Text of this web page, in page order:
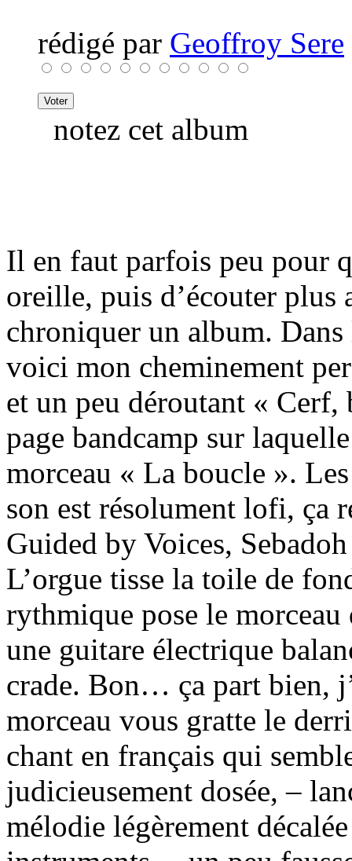
rédigé par Geoffroy Sere
notez cet album
Il en faut parfois peu pour
oreille, puis d’écouter plus
chroniquer un album. Dans
voici mon cheminement
et un peu déroutant « Cerf,
page bandcamp sur
morceau « La boucle ».
son est résolument lofi, ça
Guided by Voices,
L’orgue tisse la toile de
rythmique pose le
une guitare électrique
crade. Bon… ça part bien,
morceau vous gratte le
chant en français qui
judicieusement dosée, –
mélodie légèrement